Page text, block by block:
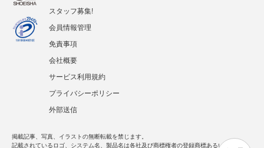
スタッフ募集!
会員情報管理
免責事項
会社概要
サービス利用規約
プライバシーポリシー
外部送信
掲載記事、写真、イラストの無断転載を禁じます。
記載されているロゴ、システム名、製品名は各社及び商標権者の登録商標あるいは商標で